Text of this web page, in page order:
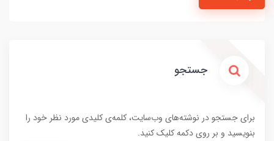
جستجو
برای جستجو در نوشته‌های وب‌سایت، کلمه‌ی کلیدی مورد نظر خود را
بنویسید و بر روی دکمه کلیک کنید.